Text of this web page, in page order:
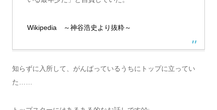
Wikipedia ～神谷浩史より抜粋～
知らずに入所して、がんばっているうちにトップに立ってい
た……